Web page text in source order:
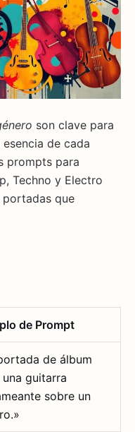
son clave para
de cada
prompts para
Techno y Electro
portadas que
de Prompt
de álbum
guitarra
sobre un